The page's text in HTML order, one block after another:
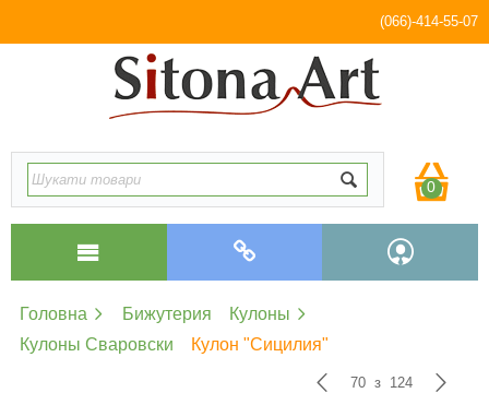
(066)-414-55-07
0
Головна Бижутерия
Кулоны
Кулоны Сваровски
Кулон "Сицилия"
70 з 124